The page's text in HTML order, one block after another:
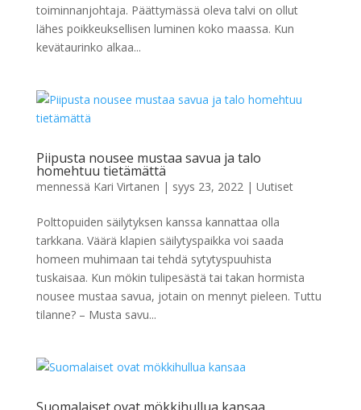
toiminnanjohtaja. Päättymässä oleva talvi on ollut
lähes poikkeuksellisen luminen koko maassa. Kun
kevätaurinko alkaa...
Piipusta nousee mustaa savua ja talo
homehtuu tietämättä
mennessä Kari Virtanen | syys 23, 2022| Uutiset
Polttopuiden säilytyksen kanssa kannattaa olla
tarkkana. Väärä klapien säilytyspaikka voi saada
homeen muhimaan tai tehdä sytytyspuuhista
tuskaisaa. Kun mökin tulipesästä tai takan hormista
nousee mustaa savua, jotain on mennyt pieleen. Tuttu
tilanne? – Musta savu...